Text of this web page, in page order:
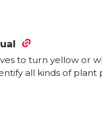
to turn yellow or
all kinds of plant